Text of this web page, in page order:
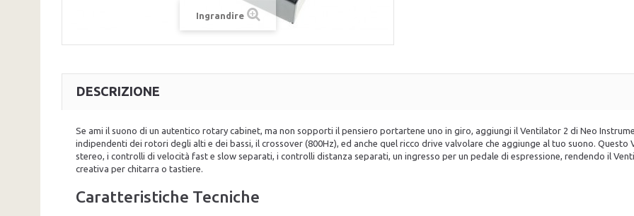
Ingrandire
DESCRIZIONE
Se ami il suono di un autentico rotary cabinet, ma non sopporti il pensiero portartene uno in giro, aggiungi il Ventilator 2 di Neo
indipendenti dei rotori degli alti e dei bassi, il crossover (800Hz), ed anche quel ricco drive valvolare che aggiunge al tuo suono.
stereo, i controlli di velocità fast e slow separati, i controlli distanza separati, un ingresso per un pedale di espressione, rendendo il
creativa per chitarra o tastiere.
Caratteristiche Tecniche